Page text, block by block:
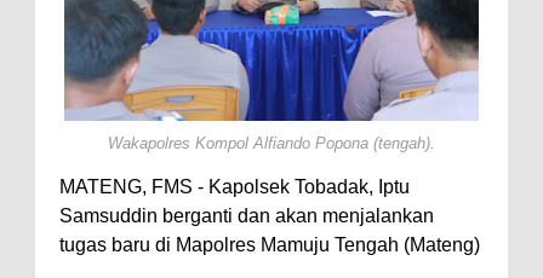
Wakapolres Kompol Alfiando Popona (tengah).
MATENG, FMS - Kapolsek Tobadak, Iptu
Samsuddin berganti dan akan menjalankan
tugas baru di Mapolres Mamuju Tengah (Mateng)